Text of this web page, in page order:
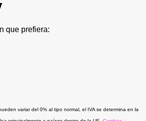
que prefiera:
variar del 0% al tipo normal, el IVA se determina en la